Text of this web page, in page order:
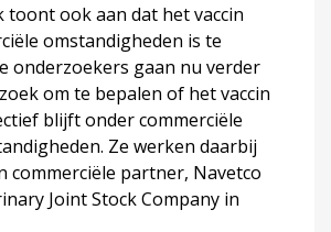
toont ook aan dat het vaccin
omstandigheden is te
onderzoekers gaan nu verder
om te bepalen of het vaccin
blijft onder commerciële
Ze werken daarbij
commerciële partner, Navetco
Joint Stock Company in